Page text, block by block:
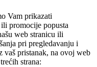
Vam prikazati
promocije popusta
web stranicu ili
pri pregledavanju i
pristanak, na ovoj web
strana: